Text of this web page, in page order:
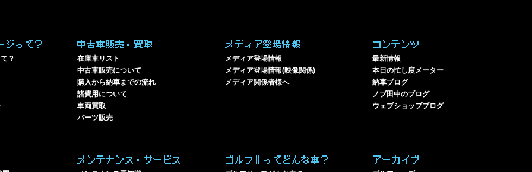
ジって？
？
中古車販売・買取
在庫車リスト
中古車販売について
購入から納車までの流れ
諸費用について
車両買取
パーツ販売
メディア登場情報
メディア登場情報
メディア登場情報(映像関係)
メディア関係者様へ
コンテンツ
最新情報
本日の忙し度メーター
納車ブログ
ノブ田中のブログ
ウェブショップブログ
メンテナンス・サービス ゴルフⅡってどんな車？ アーカイブ